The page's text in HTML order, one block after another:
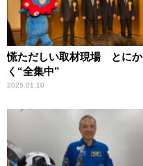
慌ただしい取材現場 とにか
く“全集中”
2025.01.10